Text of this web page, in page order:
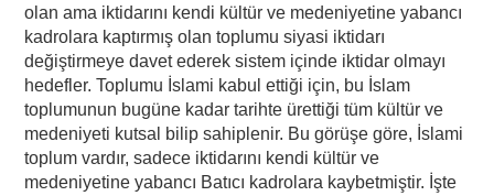
olan ama iktidarını kendi kültür ve medeniyetine yabancı
kadrolara kaptırmış olan toplumu siyasi iktidarı
değiştirmeye davet ederek sistem içinde iktidar olmayı
hedefler. Toplumu İslami kabul ettiği için, bu İslam
toplumunun bugüne kadar tarihte ürettiği tüm kültür ve
medeniyeti kutsal bilip sahiplenir. Bu görüşe göre, İslami
toplum vardır, sadece iktidarını kendi kültür ve
medeniyetine yabancı Batıcı kadrolara kaybetmiştir. İşte